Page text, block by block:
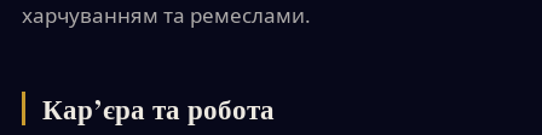
харчуванням та ремеслами.
Кар’єра та робота